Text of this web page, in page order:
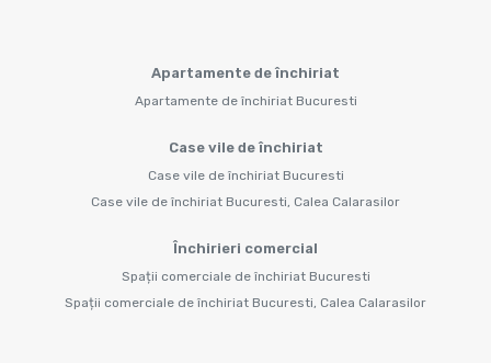
Apartamente de închiriat
Apartamente de închiriat Bucuresti
Case vile de închiriat
Case vile de închiriat Bucuresti
Case vile de închiriat Bucuresti, Calea Calarasilor
Închirieri comercial
Spații comerciale de închiriat Bucuresti
Spații comerciale de închiriat Bucuresti, Calea Calarasilor